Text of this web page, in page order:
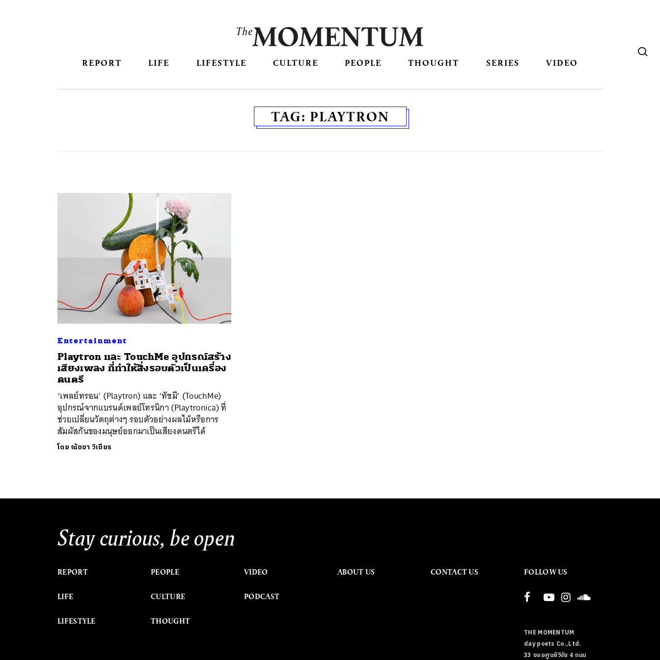
REPORT LIFE LIFESTYLE CULTURE PEOPLE THOUGHT SERIES VIDEO
TAG: PLAYTRON
Entertainment
Playtron และ TouchMe อุปกรณ์สร้าง
เสียงเพลง ที่ทำให้สิ่งรอบตัวเป็นเครื่อง
ดนตรี
‘เพลย์ทรอน’ (Playtron) และ ‘ทัชมี’ (TouchMe)
อุปกรณ์จากแบรนด์เพลย์โทรนิกา (Playtronica) ที่
ช่วยเปลี่ยนวัตถุต่างๆ รอบตัวอย่างผลไม้หรือการ
สัมผัสกันของมนุษย์ออกมาเป็นเสียงดนตรีได้
โดย ณัชชา วิเชียร
Stay curious, be open
REPORT
LIFE
LIFESTYLE
PEOPLE
CULTURE
THOUGHT
VIDEO
PODCAST
ABOUT US CONTACT US FOLLOW US
THE MOMENTUM
day poets Co.,Ltd.
33 ซอยศูนย์วิจัย 4 ถนน
ค้นหา